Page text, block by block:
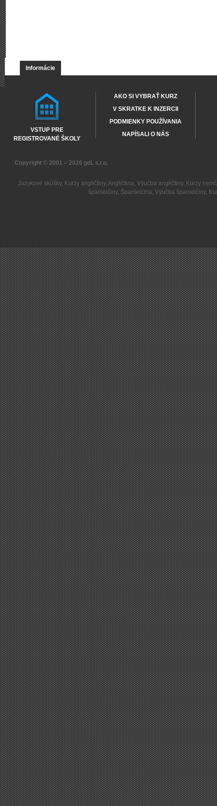
Informácie
VSTUP PRE
REGISTROVANÉ ŠKOLY
AKO SI VYBRAŤ KURZ
V SKRATKE K INZERCII
PODMIENKY POUŽÍVANIA
NAPÍSALI O NÁS
Copyright © 2001 – 2026 gdi, s.r.o.
Jazykové skúšky, Kurzy angličtiny, Angličtina, Výučba angličtiny, Kurzy
španielčiny, Španielčina, Výučba španielčiny,